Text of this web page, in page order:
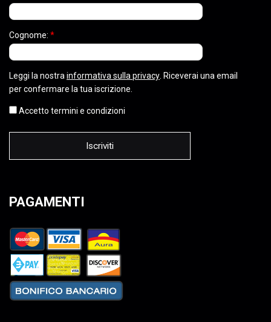
Cognome: *
Leggi la nostrainformativa sulla privacy. Riceverai una email
per confermare la tua iscrizione.
Accetto termini e condizioni
PAGAMENTI